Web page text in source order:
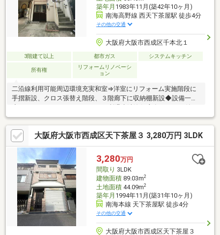
築年月 1983年11月(築42年10ヶ月)
南海高野線 西天下茶屋駅 徒歩4分
その他の交通
大阪府大阪市西成区千本北１
3階建て以上 都市ガス システムキッチン
所有権
リフォームリノベーシ
ョン
二沿線利用可能周辺環境充実和室⇒洋室にリフォーム実施階段に
手摺新設、クロス張替え階段、３階廊下に収納棚新設◆設備一覧
洗髪洗面台【周辺環境】食品館アプロ天下茶屋店徒歩２分セブン
イレブン大阪橘１丁目店徒歩５分松屋岸里店徒歩８分大阪市立成
南中学校徒歩６分大阪市立橘小学校徒歩６分たちばな保育園徒歩
６分※準防火地域※設備修補含む売主契約不適合責任免責※図面現
況が異なる場合現況優先※掲載画像AI使用空き家イメージ。現況居
住中の為、家具等有担当：板谷 電話：070-6420-2090
大阪府大阪市西成区天下茶屋３ 3,280万円 3LDK
3,280万円
間取り 3LDK
建物面積89.03m2
土地面積44.09m2
築年月 1994年11月(築31年10ヶ月)
南海本線 天下茶屋駅 徒歩4分
その他の交通
大阪府大阪市西成区天下茶屋３